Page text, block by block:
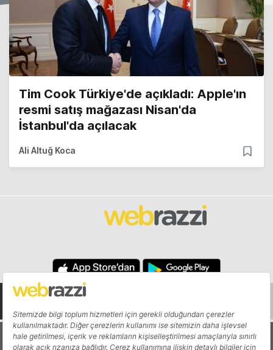
Tim Cook Türkiye'de açıkladı: Apple'ın
resmi satış mağazası Nisan'da
İstanbul'da açılacak
Ali Altuğ Koca
Hakkında Yazarlar